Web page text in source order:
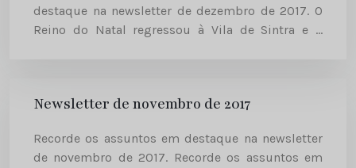
destaque na newsletter de dezembro de 2017. O
Reino do Natal regressou à Vila de Sintra e o
Newsletter de novembro de 2017
Recorde os assuntos em destaque na newsletter
de novembro de 2017. Recorde os assuntos em